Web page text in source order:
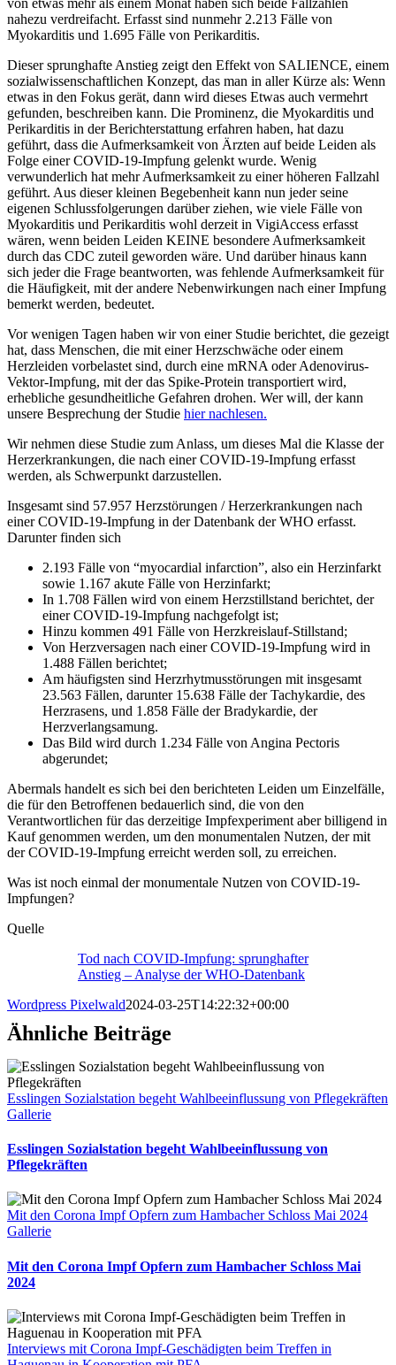
nahezu verdreifacht. Erfasst sind nunmehr 2.213 Fälle von
Myokarditis und 1.695 Fälle von Perikarditis.
Dieser sprunghafte Anstieg zeigt den Effekt von SALIENCE, einem
sozialwissenschaftlichen Konzept, das man in aller Kürze als: Wenn
etwas in den Fokus gerät, dann wird dieses Etwas auch vermehrt
gefunden, beschreiben kann. Die Prominenz, die Myokarditis und
Perikarditis in der Berichterstattung erfahren haben, hat dazu
geführt, dass die Aufmerksamkeit von Ärzten auf beide Leiden als
Folge einer COVID-19-Impfung gelenkt wurde. Wenig
verwunderlich hat mehr Aufmerksamkeit zu einer höheren Fallzahl
geführt. Aus dieser kleinen Begebenheit kann nun jeder seine
eigenen Schlussfolgerungen darüber ziehen, wie viele Fälle von
Myokarditis und Perikarditis wohl derzeit in VigiAccess erfasst
wären, wenn beiden Leiden KEINE besondere Aufmerksamkeit
durch das CDC zuteil geworden wäre. Und darüber hinaus kann
sich jeder die Frage beantworten, was fehlende Aufmerksamkeit für
die Häufigkeit, mit der andere Nebenwirkungen nach einer Impfung
bemerkt werden, bedeutet.
Vor wenigen Tagen haben wir von einer Studie berichtet, die gezeigt
hat, dass Menschen, die mit einer Herzschwäche oder einem
Herzleiden vorbelastet sind, durch eine mRNA oder Adenovirus-
Vektor-Impfung, mit der das Spike-Protein transportiert wird,
erhebliche gesundheitliche Gefahren drohen. Wer will, der kann
unsere Besprechung der Studie hier nachlesen.
Wir nehmen diese Studie zum Anlass, um dieses Mal die Klasse der
Herzerkrankungen, die nach einer COVID-19-Impfung erfasst
werden, als Schwerpunkt darzustellen.
Insgesamt sind 57.957 Herzstörungen / Herzerkrankungen nach
einer COVID-19-Impfung in der Datenbank der WHO erfasst.
Darunter finden sich
2.193 Fälle von “myocardial infarction”, also ein Herzinfarkt
sowie 1.167 akute Fälle von Herzinfarkt;
In 1.708 Fällen wird von einem Herzstillstand berichtet, der
einer COVID-19-Impfung nachgefolgt ist;
Hinzu kommen 491 Fälle von Herzkreislauf-Stillstand;
Von Herzversagen nach einer COVID-19-Impfung wird in
1.488 Fällen berichtet;
Am häufigsten sind Herzrhytmusstörungen mit insgesamt
23.563 Fällen, darunter 15.638 Fälle der Tachykardie, des
Herzrasens, und 1.858 Fälle der Bradykardie, der
Herzverlangsamung.
Das Bild wird durch 1.234 Fälle von Angina Pectoris
abgerundet;
Abermals handelt es sich bei den berichteten Leiden um Einzelfälle,
die für den Betroffenen bedauerlich sind, die von den
Verantwortlichen für das derzeitige Impfexperiment aber billigend in
Kauf genommen werden, um den monumentalen Nutzen, der mit
der COVID-19-Impfung erreicht werden soll, zu erreichen.
Was ist noch einmal der monumentale Nutzen von COVID-19-
Impfungen?
Quelle
Tod nach COVID-Impfung: sprunghafter
Anstieg – Analyse der WHO-Datenbank
Wordpress Pixelwald2024-03-25T14:22:32+00:00
Ähnliche Beiträge
Esslingen Sozialstation begeht Wahlbeeinflussung von Pflegekräften
Gallerie
Esslingen Sozialstation begeht Wahlbeeinflussung von
Pflegekräften
Mit den Corona Impf Opfern zum Hambacher Schloss Mai 2024
Gallerie
Mit den Corona Impf Opfern zum Hambacher Schloss Mai
2024
Interviews mit Corona Impf-Geschädigten beim Treffen in